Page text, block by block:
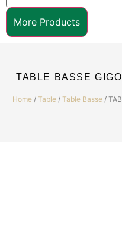
More Products
TABLE BASSE
Home/ Table/ Table Basse/